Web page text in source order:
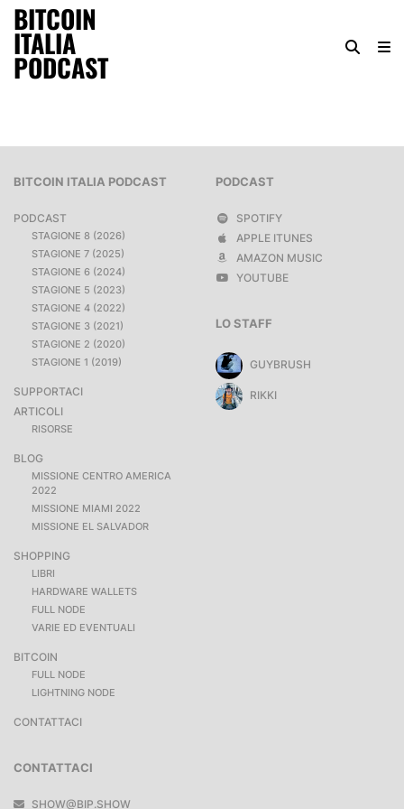
BITCOIN
ITALIA
PODCAST
BITCOIN ITALIA PODCAST
PODCAST
STAGIONE 8 (2026)
STAGIONE 7 (2025)
STAGIONE 6 (2024)
STAGIONE 5 (2023)
STAGIONE 4 (2022)
STAGIONE 3 (2021)
STAGIONE 2 (2020)
STAGIONE 1 (2019)
SUPPORTACI
ARTICOLI
RISORSE
BLOG
MISSIONE CENTRO AMERICA
2022
MISSIONE MIAMI 2022
MISSIONE EL SALVADOR
SHOPPING
LIBRI
HARDWARE WALLETS
FULL NODE
VARIE ED EVENTUALI
BITCOIN
FULL NODE
LIGHTNING NODE
CONTATTACI
PODCAST
SPOTIFY
APPLE ITUNES
AMAZON MUSIC
YOUTUBE
CONTATTACI
SHOW@BIP.SHOW
LO STAFF
GUYBRUSH
RIKKI